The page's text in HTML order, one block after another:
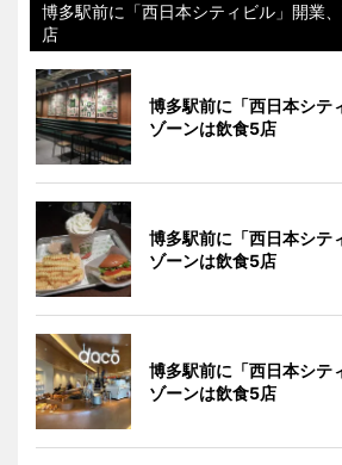
博多駅前に「西日本シティビル」開業
店
博多駅前に「西日本シテ
ゾーンは飲食5店
博多駅前に「西日本シテ
ゾーンは飲食5店
博多駅前に「西日本シテ
ゾーンは飲食5店